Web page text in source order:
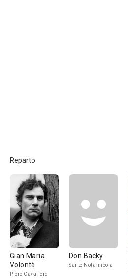
Reparto
Gian Maria
Volonté
Piero Cavallero
Don Backy
Sante Notarnicola